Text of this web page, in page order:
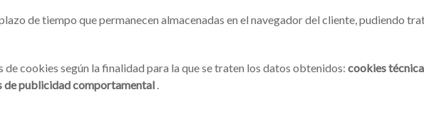
de tiempo que permanecen almacenadas en el navegador del cliente, pudiendo
cookies según la finalidad para la que se traten los datos obtenidos: cookies
de publicidad comportamental .